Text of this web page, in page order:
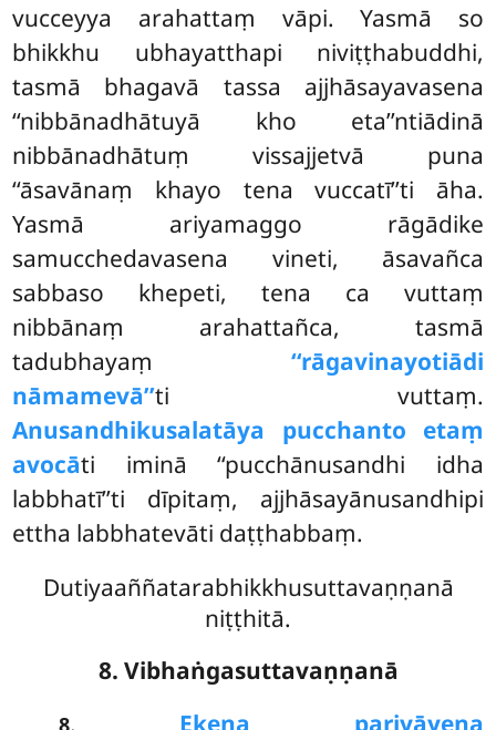
vucceyya arahattaṃ vāpi. Yasmā so
bhikkhu ubhayatthapi niviṭṭhabuddhi,
tasmā bhagavā tassa ajjhāsayavasena
‘‘nibbānadhātuyā kho eta’’ntiādinā
nibbānadhātuṃ vissajjetvā puna
‘‘āsavānaṃ khayo tena vuccatī’’ti āha.
Yasmā ariyamaggo rāgādike
samucchedavasena vineti, āsavañca
sabbaso khepeti, tena ca vuttaṃ
nibbānaṃ arahattañca, tasmā
tadubhayaṃ ‘‘rāgavinayotiādi
nāmamevā’’ti vuttaṃ.
Anusandhikusalatāya pucchanto etaṃ
avocāti iminā ‘‘pucchānusandhi idha
labbhatī’’ti dīpitaṃ, ajjhāsayānusandhipi
ettha labbhatevāti daṭṭhabbaṃ.
Dutiyaaññatarabhikkhusuttavaṇṇanā
niṭṭhitā.
8. Vibhaṅgasuttavaṇṇanā
8. Ekena pariyāyena